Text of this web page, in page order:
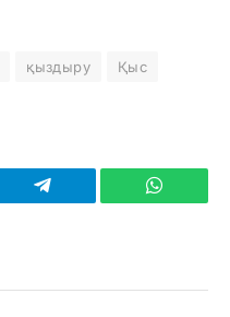
қыздыру
Қыс
Telegram